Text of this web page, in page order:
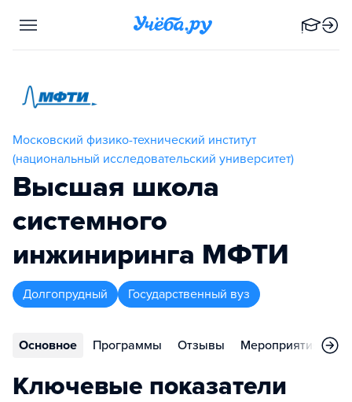
Московский физико-технический институт
(национальный исследовательский университет)
Высшая школа
системного
инжиниринга МФТИ
Долгопрудный Государственный вуз
Основное Программы Отзывы Мероприятия
Ключевые показатели